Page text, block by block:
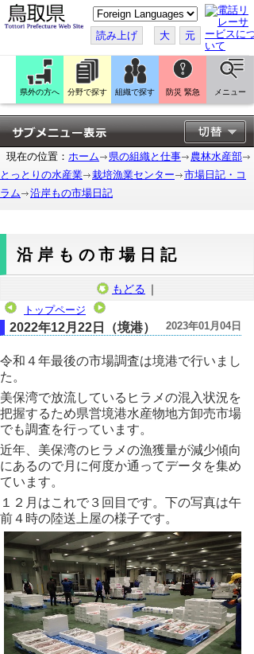
こ
の
ペ
ー
ジ
翻
訳
す
る
読み上げ 大 元
県外の方へ 分野で探す 組織で探す 防災 緊急 メニュー
現在の位置： ホーム 県の組織と仕事
農林水産部
とっとりの水産業
栽培漁業センター
市場日記・コ
ラム
沿岸もの市場日記
沿岸もの市場日記
もどる ｜
トップページ
2023年01月04日
2022年12月22日（境港）
令和４年最後の市場調査は境港で行いまし
た。
美保湾で放流しているヒラメの混入状況を
把握するため県営境港水産物地方卸売市場
でも調査を行っています。
近年、美保湾のヒラメの漁獲量が減少傾向
にあるので月に何度か通ってデータを集め
ています。
１２月はこれで３回目です。下の写真は午
前４時の陸送上屋の様子です。